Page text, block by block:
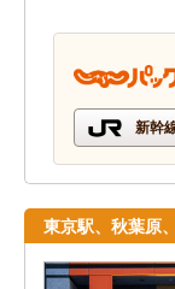
新幹
東京駅、秋葉原